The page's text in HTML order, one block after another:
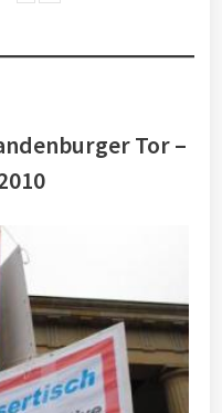
Tor –